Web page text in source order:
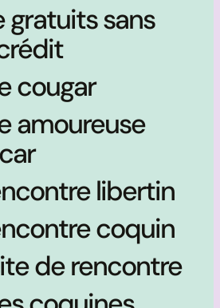
gratuits sans
cougar
amoureuse
libertin
coquin
de rencontre